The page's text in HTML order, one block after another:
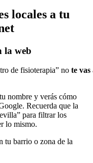
locales a tu
la web
de fisioterapia” no te vas
nombre y verás cómo
Recuerda que la
para filtrar los
lo mismo.
tu barrio o zona de la